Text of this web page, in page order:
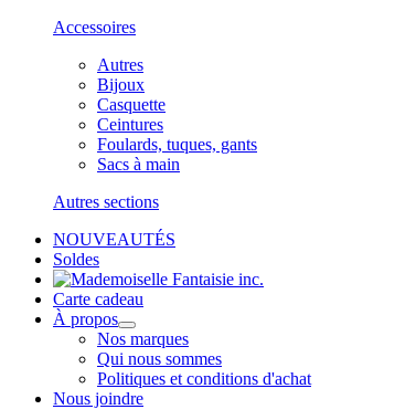
Accessoires
Autres
Bijoux
Casquette
Ceintures
Foulards, tuques, gants
Sacs à main
Autres sections
NOUVEAUTÉS
Soldes
Carte cadeau
À propos
Nos marques
Qui nous sommes
Politiques et conditions d'achat
Nous joindre